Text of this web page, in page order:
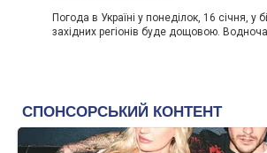
Погода в Україні у понеділок, 16 січня, у
західних регіонів буде дощовою.